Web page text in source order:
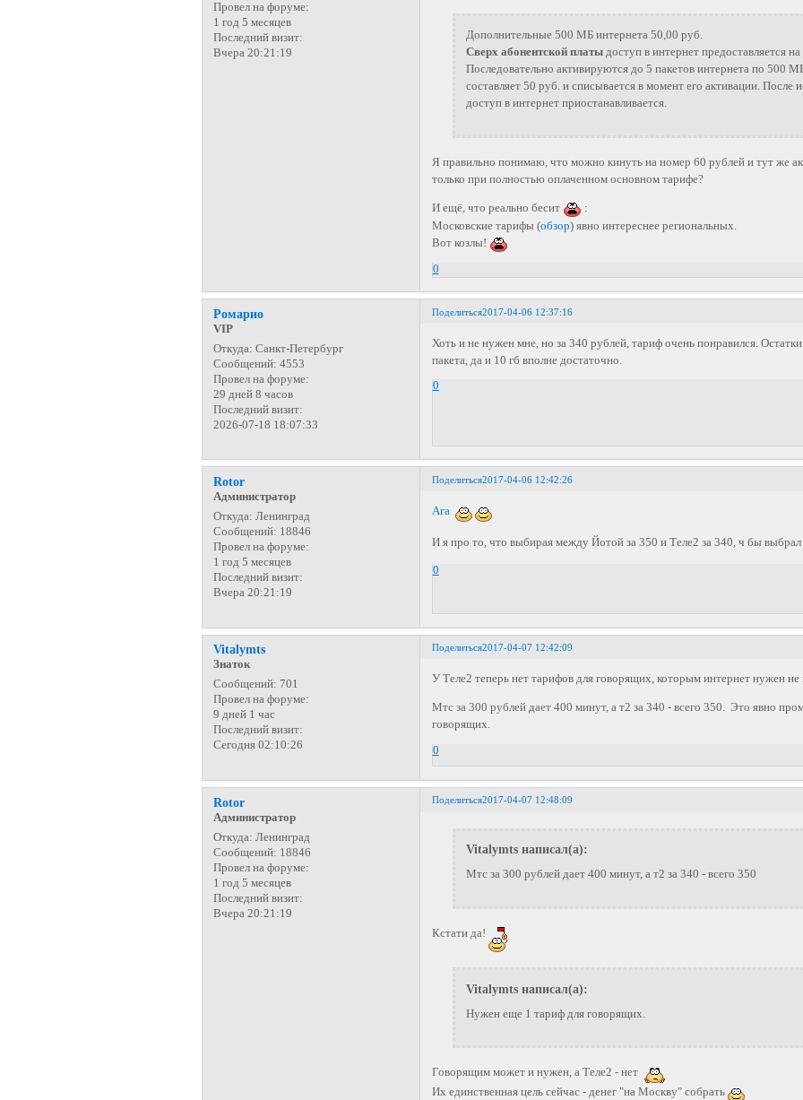
Провел на форуме:
1 год 5 месяцев
Последний визит:
Вчера 20:21:19
Дополнительные 500 МБ интернета 50,00 руб.
Сверх абонентской платы доступ в интернет предоставляется
Последовательно активируются до 5 пакетов интернета по 500
составляет 50 руб. и списывается в момент его активации. После
доступ в интернет приостанавливается.
Я правильно понимаю, что можно кинуть на номер 60 рублей и тут же
только при полностью оплаченном основном тарифе?
И ещё, что реально бесит
:
Московские тарифы (обзор) явно интереснее региональных.
Вот козлы!
0
Поделиться2017-04-06 12:37:16
Ромарио
VIP
Откуда: Санкт-Петербург
Сообщений: 4553
Провел на форуме:
29 дней 8 часов
Последний визит:
2026-07-18 18:07:33
Хоть и не нужен мне, но за 340 рублей, тариф очень понравился.
пакета, да и 10 гб вполне достаточно.
0
Поделиться2017-04-06 12:42:26
Rotor
Администратор
Откуда: Ленинград
Сообщений: 18846
Провел на форуме:
1 год 5 месяцев
Последний визит:
Вчера 20:21:19
Ага
И я про то, что выбирая между Йотой за 350 и Теле2 за 340, ч бы
0
Поделиться2017-04-07 12:42:09
Vitalymts
Знаток
Сообщений: 701
Провел на форуме:
9 дней 1 час
Последний визит:
Сегодня 02:10:26
У Теле2 теперь нет тарифов для говорящих, которым интернет нужен не
Мтс за 300 рублей дает 400 минут, а т2 за 340 - всего 350. Это явно
говорящих.
0
Поделиться2017-04-07 12:48:09
Rotor
Администратор
Откуда: Ленинград
Сообщений: 18846
Провел на форуме:
1 год 5 месяцев
Последний визит:
Вчера 20:21:19
Vitalymts написал(а):
Мтс за 300 рублей дает 400 минут, а т2 за 340 - всего 350
Кстати да!
Vitalymts написал(а):
Нужен еще 1 тариф для говорящих.
Говорящим может и нужен, а Теле2 - нет
Их единственная цель сейчас - денег "на Москву" собрать